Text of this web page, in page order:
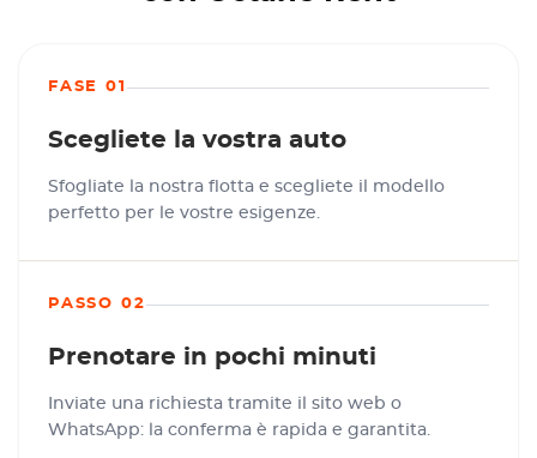
FASE 01
Scegliete la vostra auto
Sfogliate la nostra flotta e scegliete il modello
perfetto per le vostre esigenze.
PASSO 02
Prenotare in pochi minuti
Inviate una richiesta tramite il sito web o
WhatsApp: la conferma è rapida e garantita.